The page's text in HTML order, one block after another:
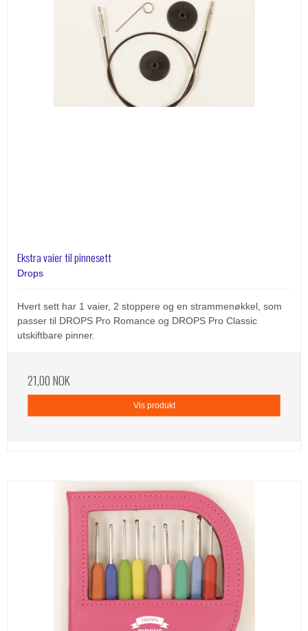
Ekstra vaier til pinnesett
Drops
Hvert sett har 1 vaier, 2 stoppere og en strammenøkkel, som
passer til DROPS Pro Romance og DROPS Pro Classic
utskiftbare pinner.
21,00 NOK
Vis produkt